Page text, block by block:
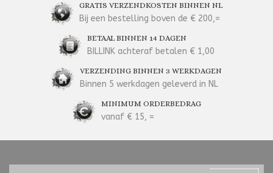
GRATIS VERZENDKOSTEN BINNEN NL
Bij een bestelling boven de € 200,=
BETAAL BINNEN 14 DAGEN
BILLINK achteraf betalen € 1,00
VERZENDING BINNEN 3 WERKDAGEN
Binnen 5 werkdagen geleverd in NL
MINIMUM ORDERBEDRAG
vanaf € 15, =